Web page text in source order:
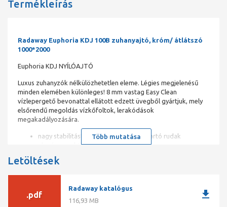
Termékleírás
Radaway Euphoria KDJ 100B zuhanyajtó, króm/ átlátszó
1000*2000
Euphoria KDJ NYÍLÓAJTÓ
Luxus zuhanyzók nélkülözhetetlen eleme. Légies megjelenésű
minden elemében különleges! 8 mm vastag Easy Clean
vízlepergető bevonattal ellátott edzett üvegből gyártjuk, mely
elsőrendű megoldás vízkőfoltok, lerakódások
megakadályozására.
nagy stabilitást biztosító krómozott tartó rudak
elegáns, praktikus króm elemek
tökéletes záródást biztosító mágneses tömítő profilok
tömítő profil nélkül csak pontosan függőleges és sima
egyenetlenségek kiigazításáért
exkluzív süllyesztett zsanérok, könnyű tisztán tartás
Több mutatása
Letöltések
.pdf
Radaway katalógus
116,93 MB
download